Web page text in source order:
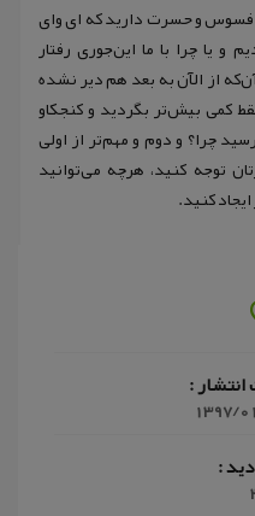
و حسرت دارید که ای وای
و یا چرا با ما این‌‌‌جوری رفتار
از الآن به بعد هم دیر نشده
کمی بیش‌‌‌تر بگردید و کنجکاو
چرا‌‌؟ و دوم و مهم‌تر از اولی
توجه کنید‌‌، هر‌‌‌‌چه می‌توانید
کنید.
:
1397/
: